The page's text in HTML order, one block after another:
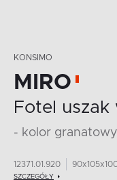
KONSIMO
MIRO
Fotel
- kolor granatowy
12371.01.920
SZCZEGÓŁY